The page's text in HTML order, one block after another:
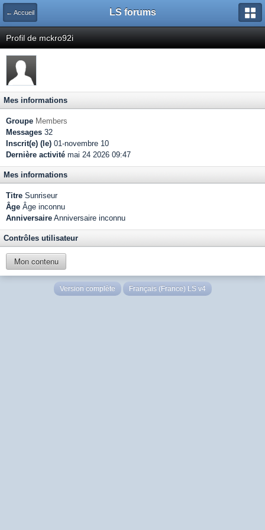
← Accueil LS forums
Profil de mckro92i
Mes informations
Groupe Members
Messages 32
Inscrit(e) (le) 01-novembre 10
Dernière activité mai 24 2026 09:47
Mes informations
Titre Sunriseur
Âge Âge inconnu
Anniversaire Anniversaire inconnu
Contrôles utilisateur
Mon contenu
Version complète Français (France) LS v4